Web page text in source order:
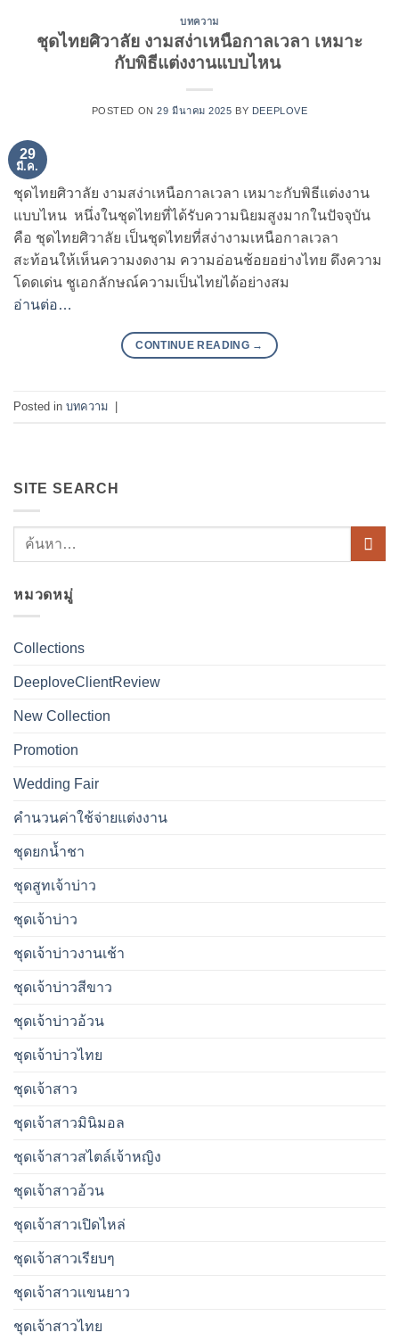
บทความ
ชุดไทยศิวาลัย งามสง่าเหนือกาลเวลา เหมาะ
กับพิธีแต่งงานแบบไหน
POSTED ON29 มีนาคม 2025 BY DEEPLOVE
29
มี.ค.
ชุดไทยศิวาลัย งามสง่าเหนือกาลเวลา เหมาะกับพิธีแต่งงาน
แบบไหน หนึ่งในชุดไทยที่ได้รับความนิยมสูงมากในปัจจุบัน
คือ ชุดไทยศิวาลัย เป็นชุดไทยที่สง่างามเหนือกาลเวลา
สะท้อนให้เห็นความงดงาม ความอ่อนช้อยอย่างไทย ดึงความ
โดดเด่น ชูเอกลักษณ์ความเป็นไทยได้อย่างสม
อ่านต่อ…
CONTINUE READING →
Posted in บทความ |
SITE SEARCH
หมวดหมู่
Collections
DeeploveClientReview
New Collection
Promotion
Wedding Fair
คำนวนค่าใช้จ่ายแต่งงาน
ชุดยกน้ำชา
ชุดสูทเจ้าบ่าว
ชุดเจ้าบ่าว
ชุดเจ้าบ่าวงานเช้า
ชุดเจ้าบ่าวสีขาว
ชุดเจ้าบ่าวอ้วน
ชุดเจ้าบ่าวไทย
ชุดเจ้าสาว
ชุดเจ้าสาวมินิมอล
ชุดเจ้าสาวสไตล์เจ้าหญิง
ชุดเจ้าสาวอ้วน
ชุดเจ้าสาวเปิดไหล่
ชุดเจ้าสาวเรียบๆ
ชุดเจ้าสาวเเขนยาว
ชุดเจ้าสาวไทย